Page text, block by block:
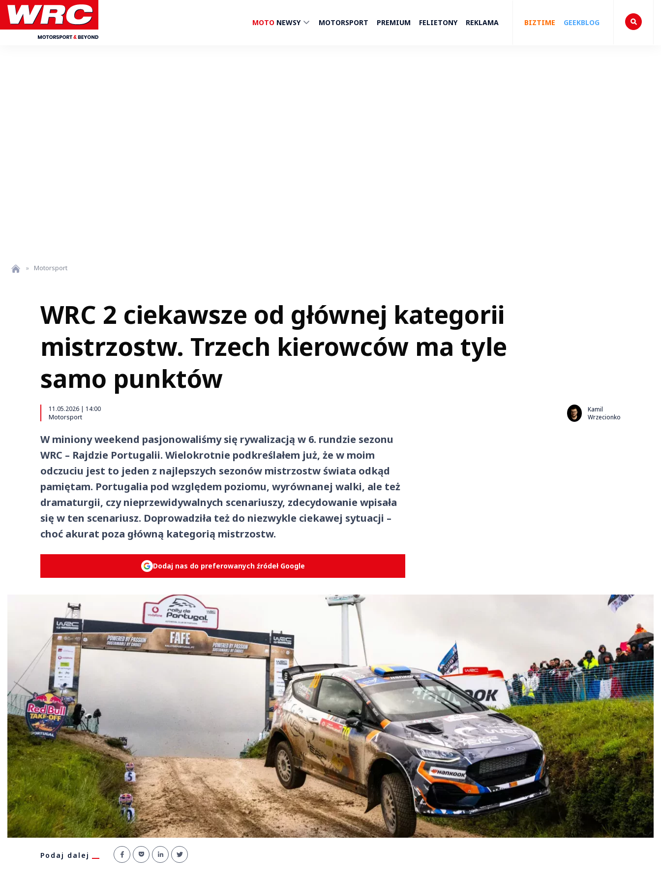
MOTO NEWSY MOTORSPORT PREMIUM FELIETONY REKLAMA BIZTIME GEEKBLOG
» Motorsport
WRC 2 ciekawsze od głównej kategorii
mistrzostw. Trzech kierowców ma tyle
samo punktów
11.05.2026 | 14:00
Motorsport
Kamil
Wrzecionko
W miniony weekend pasjonowaliśmy się rywalizacją w 6. rundzie sezonu
WRC – Rajdzie Portugalii. Wielokrotnie podkreślałem już, że w moim
odczuciu jest to jeden z najlepszych sezonów mistrzostw świata odkąd
pamiętam. Portugalia pod względem poziomu, wyrównanej walki, ale też
dramaturgii, czy nieprzewidywalnych scenariuszy, zdecydowanie wpisała
się w ten scenariusz. Doprowadziła też do niezwykle ciekawej sytuacji –
choć akurat poza główną kategorią mistrzostw.
Dodaj nas do preferowanych źródeł Google
Podaj dalej